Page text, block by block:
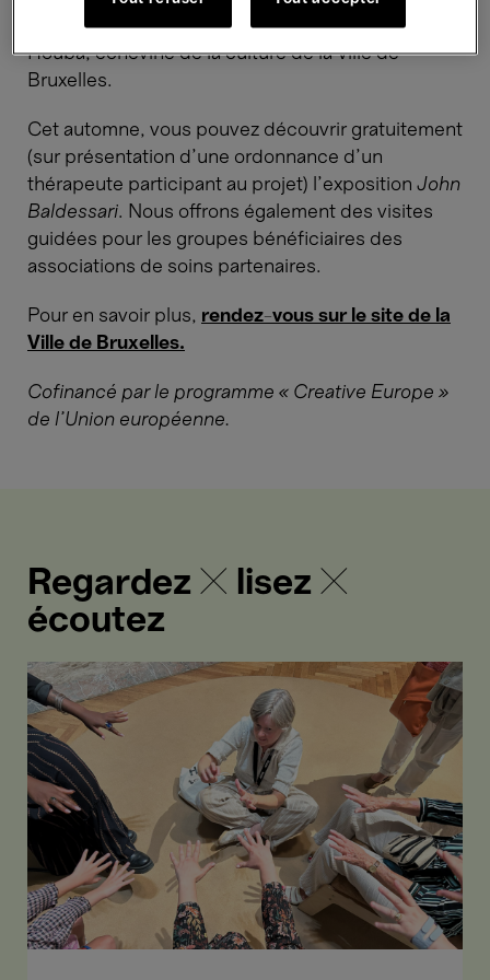
bénéfiques sur la santé », souligne Delphine
Houba, échevine de la culture de la Ville de
Bruxelles.
Cet automne, vous pouvez découvrir gratuitement
(sur présentation d'une ordonnance d'un
thérapeute participant au projet) l'exposition John
Baldessari. Nous offrons également des visites
guidées pour les groupes bénéficiaires des
associations de soins partenaires.
Pour en savoir plus, rendez-vous sur le site de la
Ville de Bruxelles.
Cofinancé par le programme « Creative Europe »
de l'Union européenne.
Regardez ✕ lisez ✕
écoutez
L’art
comme
espace
sécurisé